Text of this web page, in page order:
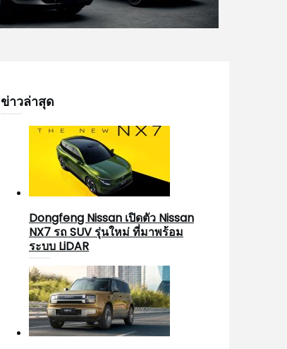
ข่าวล่าสุด
Dongfeng Nissan เปิดตัว Nissan
NX7 รถ SUV รุ่นใหม่ ที่มาพร้อม
ระบบ LiDAR